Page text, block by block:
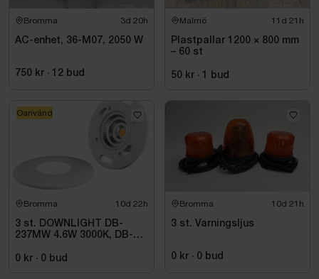
Bromma 3d 20h
AC-enhet, 36-M07, 2050 W
750 kr · 12 bud
Malmö 11d 21h
Plastpallar 1200 × 800 mm
– 60 st
50 kr · 1 bud
Bromma 10d 22h
3 st. DOWNLIGHT DB-
237MW 4.6W 3000K, DB-
0 kr · 0 bud
Oanvänd
Bromma 10d 21h
3 st. Varningsljus
0 kr · 0 bud